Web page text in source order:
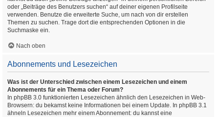
oder „Beiträge des Benutzers suchen“ auf deiner eigenen Profilseite
verwenden. Benutze die erweiterte Suche, um nach von dir erstellen
Themen zu suchen. Trage dort die entsprechenden Optionen in die
Suchmaske ein.
Nach oben
Abonnements und Lesezeichen
Was ist der Unterschied zwischen einem Lesezeichen und einem
Abonnements für ein Thema oder Forum?
In phpBB 3.0 funktionierten Lesezeichen ähnlich den Lesezeichen in Web-
Browsern: du bekamst keine Informationen bei einem Update. In phpBB 3.1
ähneln Lesezeichen mehr einem Abonnement: du kannst eine